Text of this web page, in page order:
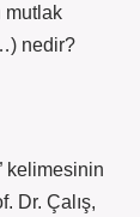
mutlak
nedir?
kelimesinin
Dr. Çalış,